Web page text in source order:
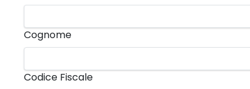
Cognome
Codice Fiscale